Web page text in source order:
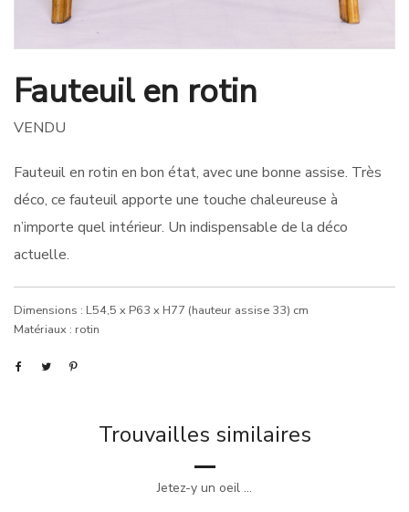
Fauteuil en rotin
VENDU
Fauteuil en rotin en bon état, avec une bonne assise. Très
déco, ce fauteuil apporte une touche chaleureuse à
n’importe quel intérieur. Un indispensable de la déco
actuelle.
Dimensions : L54,5 x P63 x H77 (hauteur assise 33) cm
Matériaux : rotin
Trouvailles similaires
Jetez-y un oeil ...